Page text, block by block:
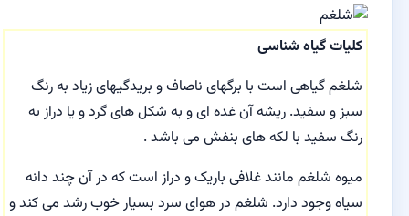
کلیات گیاه شناسی
شلغم گیاهی است با برگهای ناصاف و بریدگیهای زیاد به رنگ
سبز و سفید. ریشه آن غده ای و به شکل های گرد و یا دراز به
رنگ سفید با لکه های بنفش می باشد .
میوه شلغم مانند غلافی باریک و دراز است که در آن چند دانه
سیاه وجود دارد . شلغم در هوای سرد بسیار خوب رشد می کند و